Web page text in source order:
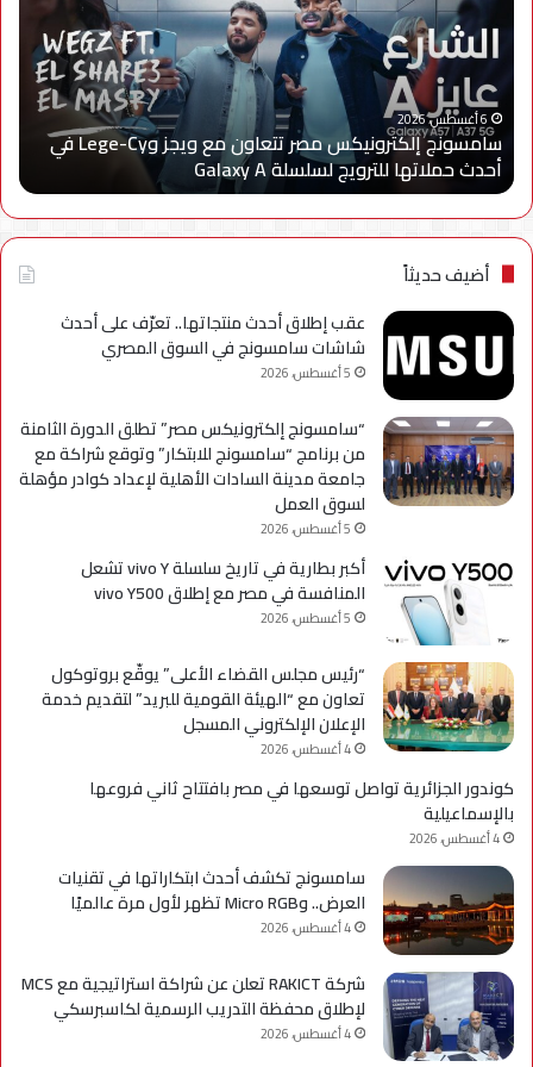
تتعاون
ويجز
وLege-
Cy
في
أحدث
حملاتها
للترويج
لسلسلة
Galaxy
A
6 أغسطس، 2026
سامسونج إلكترونيكس مصر تتعاون مع ويجز وLege-Cy في
أحدث حملاتها للترويج لسلسلة Galaxy A
My
أضيف حديثاً
عقب إطلاق أحدث منتجاتها.. تعرّف على أحدث
شاشات سامسونج في السوق المصري
5 أغسطس، 2026
“سامسونج إلكترونيكس مصر” تطلق الدورة الثامنة
من برنامج “سامسونج للابتكار” وتوقع شراكة مع
جامعة مدينة السادات الأهلية لإعداد كوادر مؤهلة
لسوق العمل
5 أغسطس، 2026
أكبر بطارية في تاريخ سلسلة vivo Y تشعل
المنافسة في مصر مع إطلاق vivo Y500
5 أغسطس، 2026
“رئيس مجلس القضاء الأعلى” يوقّع بروتوكول
تعاون مع “الهيئة القومية للبريد” لتقديم خدمة
الإعلان الإلكتروني المسجل
4 أغسطس، 2026
كوندور الجزائرية تواصل توسعها في مصر بافتتاح ثاني فروعها
بالإسماعيلية
4 أغسطس، 2026
سامسونج تكشف أحدث ابتكاراتها في تقنيات
العرض.. وMicro RGB تظهر لأول مرة عالميًا
4 أغسطس، 2026
شركة RAKICT تعلن عن شراكة استراتيجية مع MCS
لإطلاق محفظة التدريب الرسمية لكاسبرسكي
4 أغسطس، 2026